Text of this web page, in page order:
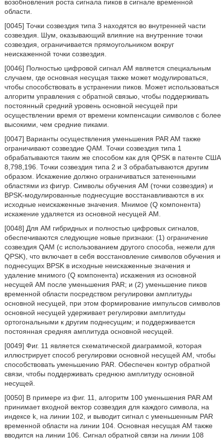
возобновления роста сигнала пиков в сигнале временной
области.
[0045] Точки созвездия типа 3 находятся во внутренней части
созвездия. Шум, оказывающий влияние на внутренние точки
созвездия, ограничивается прямоугольником вокруг
неискаженной точки созвездия.
[0046] Полностью цифровой сигнал AM является специальным
случаем, где основная несущая также может модулироваться,
чтобы способствовать в устранении пиков. Может использоваться
алгоритм управления с обратной связью, чтобы поддерживать
постоянный средний уровень основной несущей при
осуществлении время от времени компенсации символов с более
высокими, чем средние пиками.
[0047] Варианты осуществления уменьшения PAR AM также
ограничивают созвездие QAM. Точки созвездия типа 1
обрабатываются таким же способом как для QPSK в патенте США
8,798,196. Точки созвездия типа 2 и 3 обрабатываются другим
образом. Искажение должно ограничиваться затененными
областями из фигур. Символы обучения AM (точки созвездия) и
BPSK-модулированные поднесущие восстанавливаются в их
исходные неискаженные значения. Мнимое (Q компонента)
искажение удаляется из основной несущей AM.
[0048] Для AM гибридных и полностью цифровых сигналов,
обеспечиваются следующие новые признаки: (1) ограничение
созвездия QAM (с использованием другого способа, нежели для
QPSK), что включает в себя восстановление символов обучения и
поднесущих BPSK в исходные неискаженные значения и
удаление мнимого (Q компонента) искажения из основной
несущей AM после уменьшения PAR; и (2) уменьшение пиков
временной области посредством регулировки амплитуды
основной несущей, при этом формирование импульсов символов
основной несущей удерживает регулировки амплитуды
ортогональными к другим поднесущим; и поддерживается
постоянная средняя амплитуда основной несущей.
[0049] Фиг. 11 является схематической диаграммой, которая
иллюстрирует способ регулировки основной несущей AM, чтобы
способствовать уменьшению PAR. Обеспечен контур обратной
связи, чтобы поддерживать среднюю амплитуду основной
несущей.
[0050] В примере из фиг. 11, алгоритм 100 уменьшения PAR AM
принимает входной вектор созвездия для каждого символа, на
индексе k, на линии 102, и выводит сигнал с уменьшенным PAR
временной области на линии 104. Основная несущая AM также
вводится на линии 106. Сигнал обратной связи на линии 108